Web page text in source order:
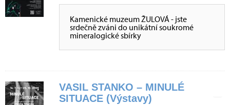
Kamenické muzeum ŽULOVÁ - jste
srdečně zváni do unikátní soukromé
mineralogické sbírky
VASIL STANKO – MINULÉ
SITUACE (Výstavy)